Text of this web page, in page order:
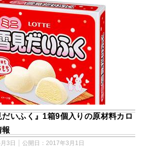
だいふく』1箱9個入りの原材料カロ
報
3日 公開日： 2017年3月1日